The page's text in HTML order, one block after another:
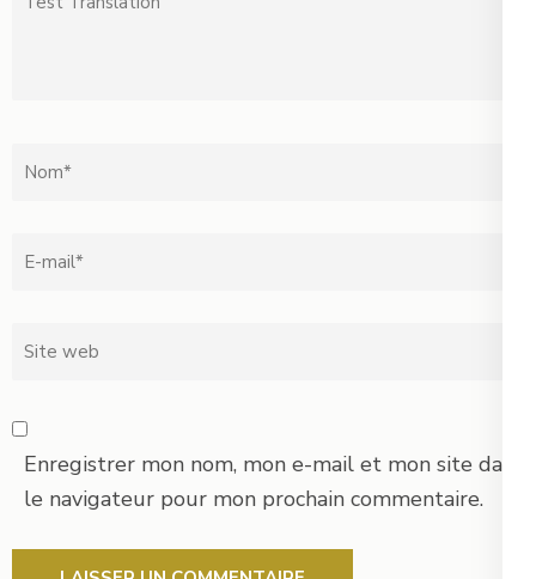
Nom *
Email *
Site
Enregistrer mon nom, mon e-mail et mon site dans
le navigateur pour mon prochain commentaire.